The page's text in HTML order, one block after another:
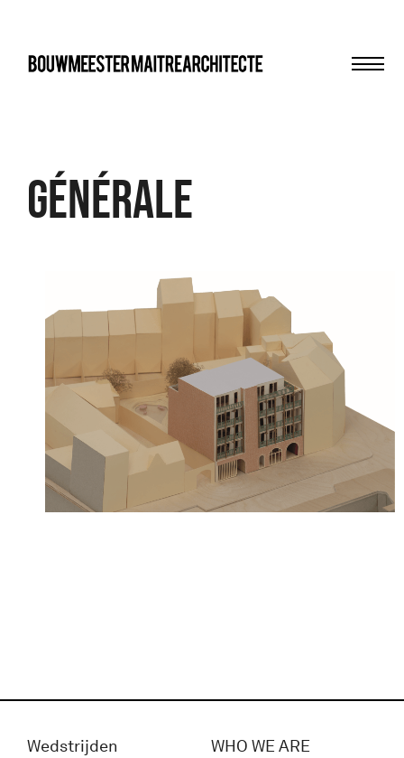
Générale
Wedstrijden
WHO WE ARE